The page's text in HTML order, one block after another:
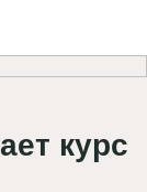
курс